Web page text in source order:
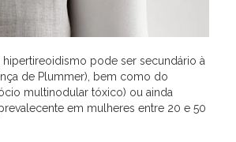
pode ser secundário à
de Plummer), bem como do
multinodular tóxico) ou ainda
em mulheres entre 20 e 50